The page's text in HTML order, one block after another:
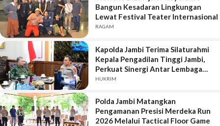
Bangun Kesadaran Lingkungan
Lewat Festival Teater Internasional
RAGAM
Kapolda Jambi Terima Silaturahmi
Kepala Pengadilan Tinggi Jambi,
Perkuat Sinergi Antar Lembaga
Penegak Hukum
HUKRIM
Polda Jambi Matangkan
Pengamanan Presisi Merdeka Run
2026 Melalui Tactical Floor Game